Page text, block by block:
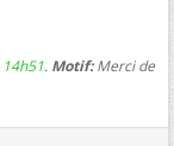
14h51. Motif:Merci de